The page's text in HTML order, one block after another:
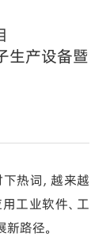
生产设备暨
热词，越来越
工业软件、工
路径。